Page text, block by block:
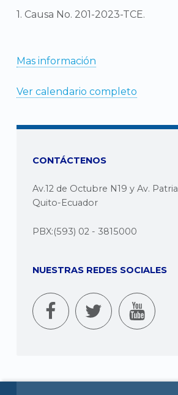
1. Causa No. 201-2023-TCE.
Mas información
Ver calendario completo
CONTÁCTENOS
Av.12 de Octubre N19 y Av. Patria
Quito-Ecuador
PBX:(593) 02 - 3815000
NUESTRAS REDES SOCIALES